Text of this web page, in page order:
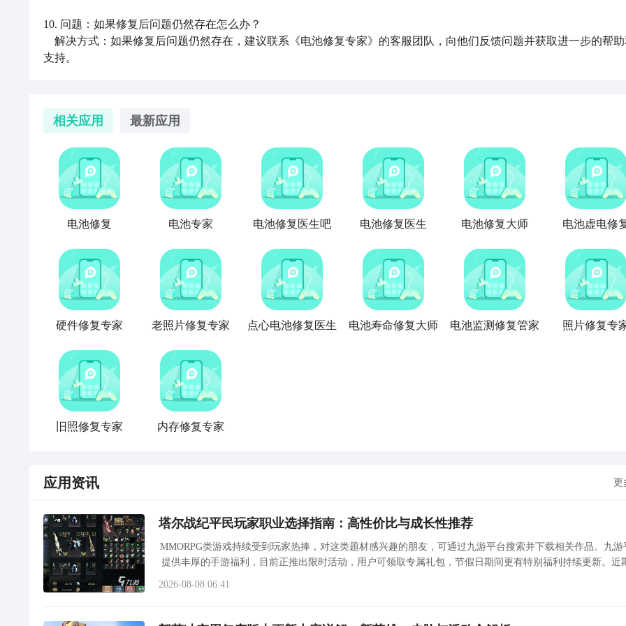
10. 问题：如果修复后问题仍然存在怎么办？
支持。
相关应用 最新应用
电池修复 电池专家 电池修复医生吧 电池修复医生 电池修复大师 电池虚电修
硬件修复专家 老照片修复专家 点心电池修复医生 电池寿命修复大师 电池监测修复管家 照片修复专
旧照修复专家 内存修复专家
应用资讯 更
塔尔战纪平民玩家职业选择指南：高性价比与成长性推荐
MMORPG类游戏持续受到玩家热捧，对这类题材感兴趣的朋友，可通过九游平台搜索并下载相关作品。九游
提供丰厚的手游福利，目前正推出限时活动，用户可领取专属礼包，节假日期间更有特别福利持续更新。近
2026-08-08 06:41